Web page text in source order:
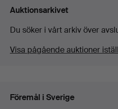
Auktionsarkivet
Du söker i vårt arkiv över
Visa pågående auktioner
Föremål i Sverige